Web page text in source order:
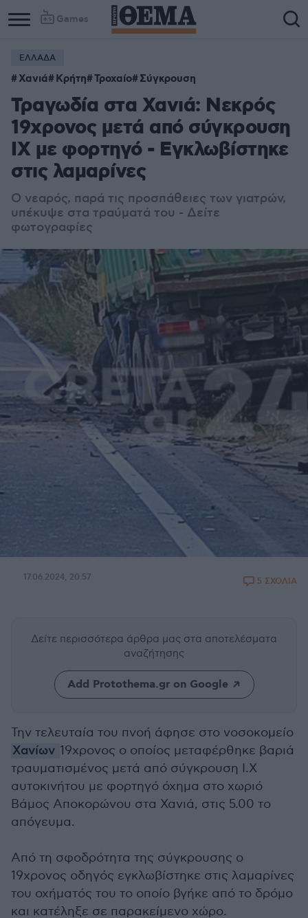
Games
ΕΛΛΑΔΑ
Χανιά Κρήτη Τροχαίο Σύγκρουση
Τραγωδία στα Χανιά: Νεκρός
19χρονος μετά από σύγκρουση
ΙΧ με φορτηγό - Eγκλωβίστηκε
στις λαμαρίνες
Ο νεαρός, παρά τις προσπάθειες των γιατρών,
υπέκυψε στα τραύματά του - Δείτε
φωτογραφίες
17.06.2024, 20:57 5 ΣΧΟΛΙΑ
Δείτε περισσότερα άρθρα μας στα αποτελέσματα
αναζήτησης
Add Protothema.gr on Google
Την τελευταία του πνοή άφησε στο νοσοκομείο
Χανίων 19χρονος ο οποίος μεταφέρθηκε βαριά
τραυματισμένος μετά από σύγκρουση Ι.Χ
αυτοκινήτου με φορτηγό όχημα στο χωριό
Βάμος Αποκορώνου στα Χανιά, στις 5.00 το
απόγευμα.
Από τη σφοδρότητα της σύγκρουσης ο
19χρονος οδηγός εγκλωβίστηκε στις λαμαρίνες
του οχήματός του το οποίο βγήκε από το δρόμο
και κατέληξε σε παρακείμενο χώρο.